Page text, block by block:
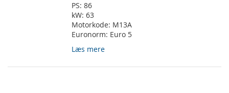
PS: 86
kW: 63
Motorkode: M13A
Euronorm: Euro 5
Læs mere